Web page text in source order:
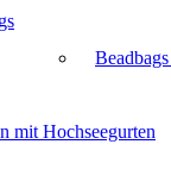
mit Hochseegurten